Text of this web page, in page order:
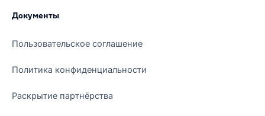
Документы
Пользовательское соглашение
Политика конфиденциальности
Раскрытие партнёрства